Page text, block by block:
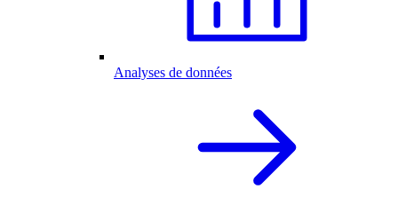
Analyses de données